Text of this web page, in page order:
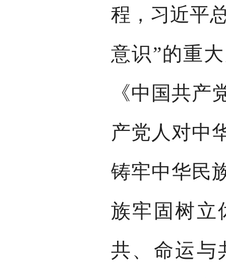
程，习近平
意识”的重
《中国共
产党人对中
铸牢中华民
族牢固树立
共、命运与